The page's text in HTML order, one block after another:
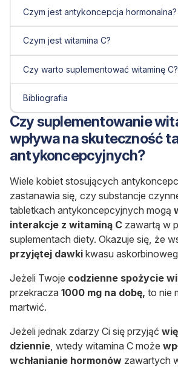
Czym jest antykoncepcja hormonalna?
Czym jest witamina C?
Czy warto suplementować witaminę C?
Bibliografia
Czy suplementowanie
wpływa na skuteczność
antykoncepcyjnych?
Wiele kobiet stosujących
zastanawia się, czy substancje
tabletkach antykoncepcyjnych mogą
interakcje z witaminą C zawartą w
suplementach diety. Okazuje się, że
przyjętej dawki kwasu
Jeżeli Twoje codzienne spożycie
przekracza 1000 mg na dobę, to nie
martwić.
Jeżeli jednak zdarzy Ci się przyjąć
dziennie , wtedy witamina C może
wchłanianie hormonów zawartych